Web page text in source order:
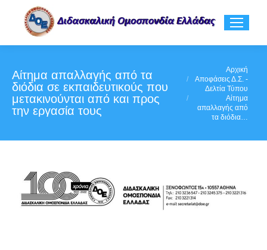
Αίτημα απαλλαγής από τα
διόδια σε εκπαιδευτικούς που
μετακινούνται από και προς
την εργασία τους
Αρχική
Αποφάσεις Δ.Σ. -
Δελτία Τύπου
Αίτημα
απαλλαγής από
τα διόδια…